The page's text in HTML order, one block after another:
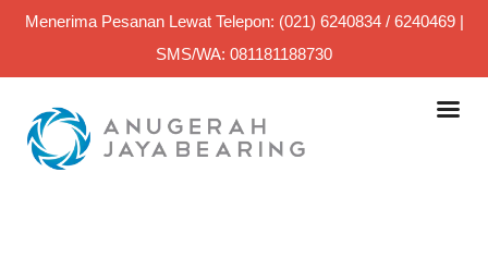
Menerima Pesanan Lewat Telepon: (021) 6240834 / 6240469 |
SMS/WA: 081181188730